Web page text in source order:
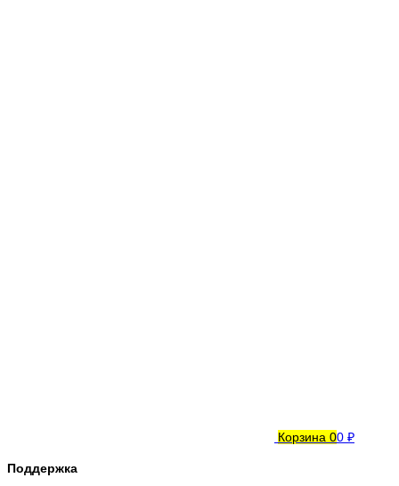
Корзина 00 ₽
Поддержка